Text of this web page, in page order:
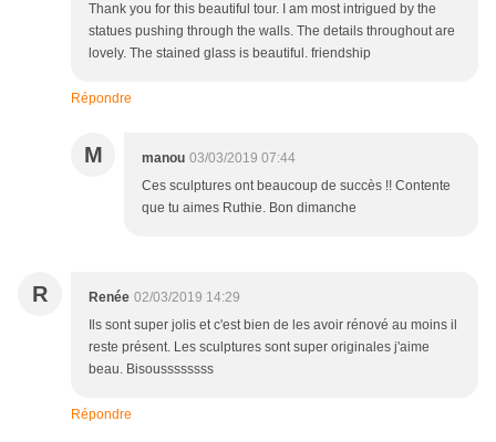
Thank you for this beautiful tour. I am most intrigued by the
statues pushing through the walls. The details throughout are
lovely. The stained glass is beautiful. friendship
Répondre
M manou 03/03/2019 07:44
Ces sculptures ont beaucoup de succès !! Contente
que tu aimes Ruthie. Bon dimanche
R Renée 02/03/2019 14:29
Ils sont super jolis et c'est bien de les avoir rénové au moins il
reste présent. Les sculptures sont super originales j'aime
beau. Bisoussssssss
Répondre